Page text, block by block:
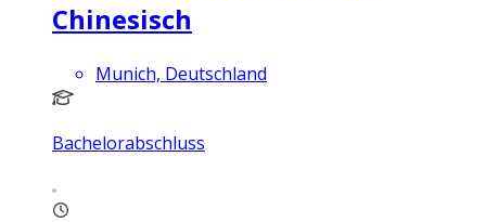
Chinesisch
Munich, Deutschland
Bachelorabschluss